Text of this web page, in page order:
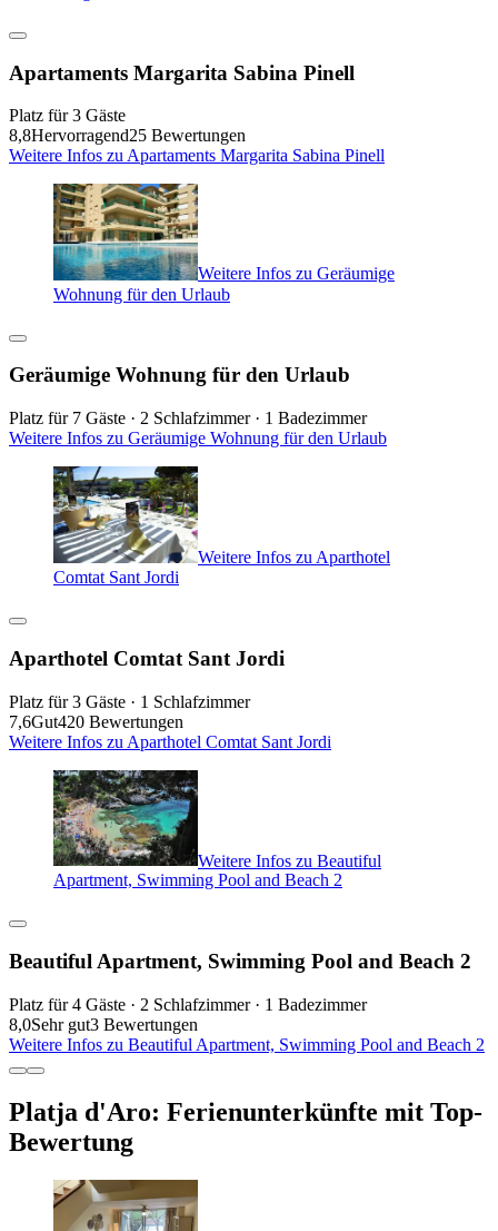
Apartaments Margarita Sabina Pinell
Platz für 3 Gäste
8,8Hervorragend25 Bewertungen
Weitere Infos zu Apartaments Margarita Sabina Pinell
Weitere Infos zu Geräumige
Wohnung für den Urlaub
Geräumige Wohnung für den Urlaub
Platz für 7 Gäste · 2 Schlafzimmer · 1 Badezimmer
Weitere Infos zu Geräumige Wohnung für den Urlaub
Weitere Infos zu Aparthotel
Comtat Sant Jordi
Aparthotel Comtat Sant Jordi
Platz für 3 Gäste · 1 Schlafzimmer
7,6Gut420 Bewertungen
Weitere Infos zu Aparthotel Comtat Sant Jordi
Weitere Infos zu Beautiful
Apartment, Swimming Pool and Beach 2
Beautiful Apartment, Swimming Pool and Beach 2
Platz für 4 Gäste · 2 Schlafzimmer · 1 Badezimmer
8,0Sehr gut3 Bewertungen
Weitere Infos zu Beautiful Apartment, Swimming Pool and Beach 2
Platja d'Aro: Ferienunterkünfte mit Top-
Bewertung